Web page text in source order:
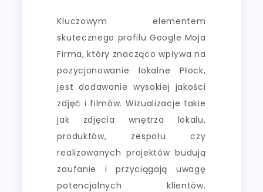
Kluczowym elementem
skutecznego profilu Google Moja
Firma, który znacząco wpływa na
pozycjonowanie lokalne Płock,
jest dodawanie wysokiej jakości
zdjęć i filmów. Wizualizacje takie
jak zdjęcia wnętrza lokalu,
produktów, zespołu czy
realizowanych projektów budują
zaufanie i przyciągają uwagę
potencjalnych klientów.